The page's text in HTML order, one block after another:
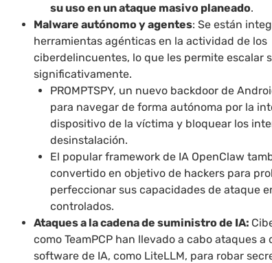
su uso en un ataque masivo planeado.
Malware autónomo y agentes: Se están
herramientas agénticas en la actividad de los
ciberdelincuentes, lo que les permite escalar
significativamente.
PROMPTSPY, un nuevo backdoor de
para navegar de forma autónoma por la
dispositivo de la víctima y bloquear los
desinstalación.
El popular framework de IA OpenClaw
convertido en objetivo de hackers para
perfeccionar sus capacidades de ataque
controlados.
Ataques a la cadena de suministro de IA:
como TeamPCP han llevado a cabo ataques
software de IA, como LiteLLM, para robar